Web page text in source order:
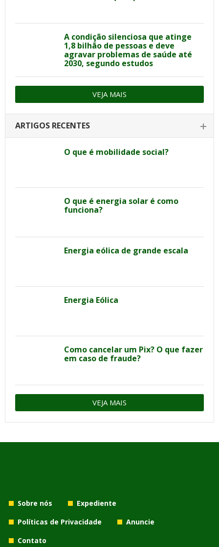
A condição silenciosa que atinge
1,8 bilhão de pessoas e deve
agravar problemas de saúde até
2030, segundo estudos
VEJA MAIS
ARTIGOS RECENTES
O que é mobilidade social?
O que é energia solar é como
funciona?
Energia eólica de grande escala
Energia Eólica
Como cancelar um Pix? O que fazer
em caso de fraude?
VEJA MAIS
Sobre nós
Expediente
Políticas de Privacidade
Anuncie
Contato